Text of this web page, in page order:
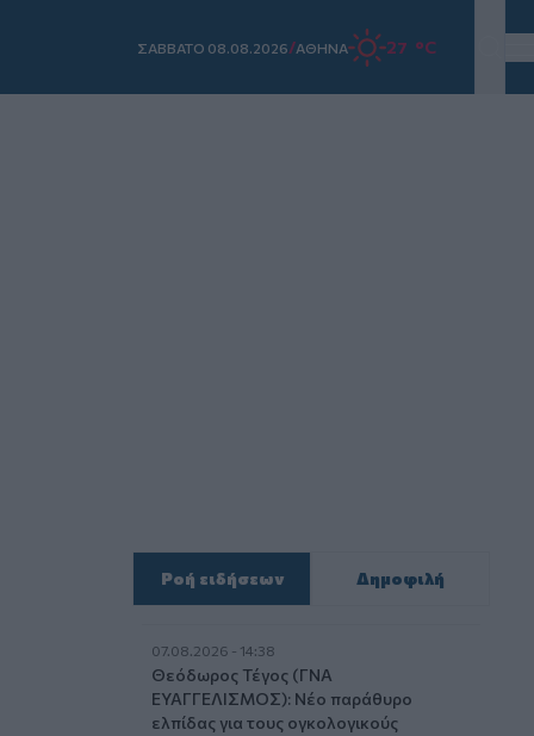
ΣAΒΒΑΤΟ 08.08.2026/ΑΘΗΝΑ 27 °C
Ροή ειδήσεων Δημοφιλή
07.08.2026 - 14:38
Θεόδωρος Τέγος (ΓΝΑ
ΕΥΑΓΓΕΛΙΣΜΟΣ): Νέο παράθυρο
ελπίδας για τους ογκολογικούς